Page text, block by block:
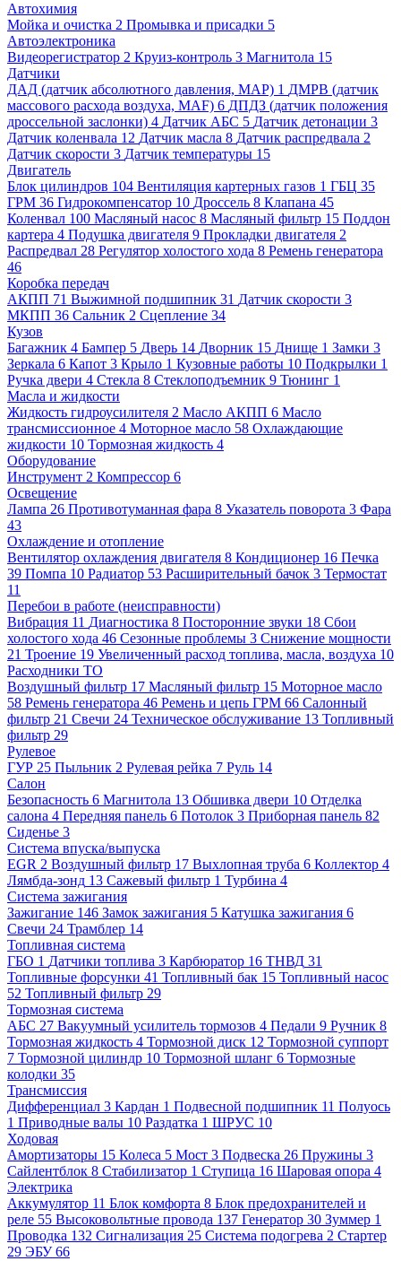
Автохимия
Мойка и очистка 2 Промывка и присадки 5
Автоэлектроника
Видеорегистратор 2 Круиз-контроль 3 Магнитола 15
Датчики
ДАД (датчик абсолютного давления, MAP) 1 ДМРВ (датчик
массового расхода воздуха, MAF) 6 ДПДЗ (датчик положения
дроссельной заслонки) 4 Датчик АБС 5 Датчик детонации 3
Датчик коленвала 12 Датчик масла 8 Датчик распредвала 2
Датчик скорости 3 Датчик температуры 15
Двигатель
Блок цилиндров 104 Вентиляция картерных газов 1 ГБЦ 35
ГРМ 36 Гидрокомпенсатор 10 Дроссель 8 Клапана 45
Коленвал 100 Масляный насос 8 Масляный фильтр 15 Поддон
картера 4 Подушка двигателя 9 Прокладки двигателя 2
Распредвал 28 Регулятор холостого хода 8 Ремень генератора
46
Коробка передач
АКПП 71 Выжимной подшипник 31 Датчик скорости 3
МКПП 36 Сальник 2 Сцепление 34
Кузов
Багажник 4 Бампер 5 Дверь 14 Дворник 15 Днище 1 Замки 3
Зеркала 6 Капот 3 Крыло 1 Кузовные работы 10 Подкрылки 1
Ручка двери 4 Стекла 8 Стеклоподъемник 9 Тюнинг 1
Масла и жидкости
Жидкость гидроусилителя 2 Масло АКПП 6 Масло
трансмиссионное 4 Моторное масло 58 Охлаждающие
жидкости 10 Тормозная жидкость 4
Оборудование
Инструмент 2 Компрессор 6
Освещение
Лампа 26 Противотуманная фара 8 Указатель поворота 3 Фара
43
Охлаждение и отопление
Вентилятор охлаждения двигателя 8 Кондиционер 16 Печка
39 Помпа 10 Радиатор 53 Расширительный бачок 3 Термостат
11
Перебои в работе (неисправности)
Вибрация 11 Диагностика 8 Посторонние звуки 18 Сбои
холостого хода 46 Сезонные проблемы 3 Снижение мощности
21 Троение 19 Увеличенный расход топлива, масла, воздуха 10
Расходники ТО
Воздушный фильтр 17 Масляный фильтр 15 Моторное масло
58 Ремень генератора 46 Ремень и цепь ГРМ 66 Салонный
фильтр 21 Свечи 24 Техническое обслуживание 13 Топливный
фильтр 29
Рулевое
ГУР 25 Пыльник 2 Рулевая рейка 7 Руль 14
Салон
Безопасность 6 Магнитола 13 Обшивка двери 10 Отделка
салона 4 Передняя панель 6 Потолок 3 Приборная панель 82
Сиденье 3
Система впуска/выпуска
EGR 2 Воздушный фильтр 17 Выхлопная труба 6 Коллектор 4
Лямбда-зонд 13 Сажевый фильтр 1 Турбина 4
Система зажигания
Зажигание 146 Замок зажигания 5 Катушка зажигания 6
Свечи 24 Трамблер 14
Топливная система
ГБО 1 Датчики топлива 3 Карбюратор 16 ТНВД 31
Топливные форсунки 41 Топливный бак 15 Топливный насос
52 Топливный фильтр 29
Тормозная система
АБС 27 Вакуумный усилитель тормозов 4 Педали 9 Ручник 8
Тормозная жидкость 4 Тормозной диск 12 Тормозной суппорт
7 Тормозной цилиндр 10 Тормозной шланг 6 Тормозные
колодки 35
Трансмиссия
Дифференциал 3 Кардан 1 Подвесной подшипник 11 Полуось
1 Приводные валы 10 Раздатка 1 ШРУС 10
Ходовая
Амортизаторы 15 Колеса 5 Мост 3 Подвеска 26 Пружины 3
Сайлентблок 8 Стабилизатор 1 Ступица 16 Шаровая опора 4
Электрика
Аккумулятор 11 Блок комфорта 8 Блок предохранителей и
реле 55 Высоковольтные провода 137 Генератор 30 Зуммер 1
Проводка 132 Сигнализация 25 Система подогрева 2 Стартер
29 ЭБУ 66